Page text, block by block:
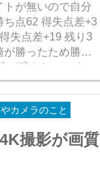
トが無いので自分
ち点62 得失点差+3
失点差+19 残り3
勝ったため勝ち
が残されていま
カメラのこと
撮影が画質